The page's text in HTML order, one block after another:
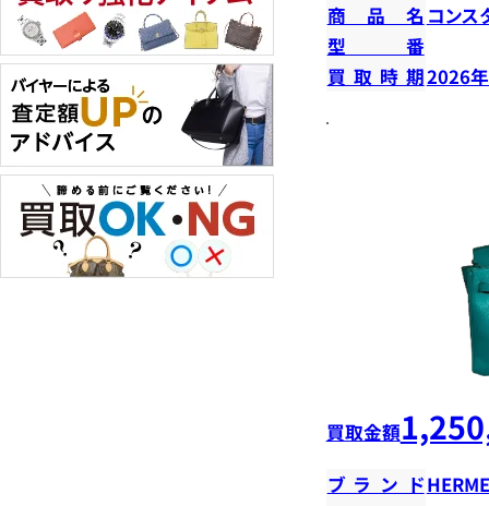
商品名 コンス
型番
買取時期2026
買取金額
ブランド